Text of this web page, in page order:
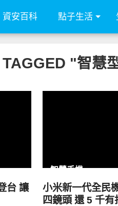
資安百科 點子生活
"智慧
台 讓
智慧手機
小米新一代全民
四鏡頭 還 5 千有